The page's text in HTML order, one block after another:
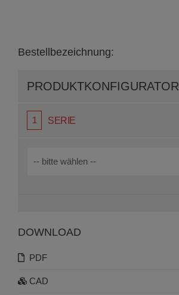
Bestellbezeichnung:
PRODUKT­KONFIGURATOR
SERIE
DOWNLOAD
PDF
CAD